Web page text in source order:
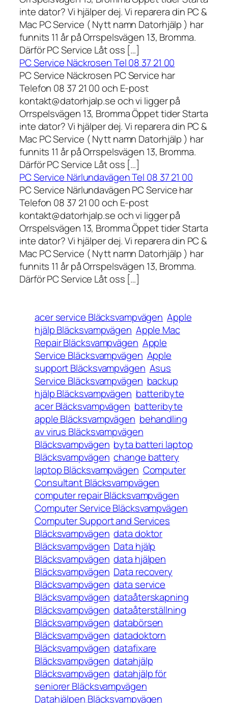
inte dator? Vi hjälper dej. Vi reparera din PC &
Mac PC Service ( Nytt namn Datorhjälp ) har
funnits 11 år på Orrspelsvägen 13, Bromma.
Därför PC Service Låt oss […]
PC Service Näckrosen Tel 08 37 21 00
PC Service Näckrosen PC Service har
Telefon 08 37 21 00 och E-post
kontakt@datorhjalp.se och vi ligger på
Orrspelsvägen 13, Bromma Öppet tider Starta
inte dator? Vi hjälper dej. Vi reparera din PC &
Mac PC Service ( Nytt namn Datorhjälp ) har
funnits 11 år på Orrspelsvägen 13, Bromma.
Därför PC Service Låt oss […]
PC Service Närlundavägen Tel 08 37 21 00
PC Service Närlundavägen PC Service har
Telefon 08 37 21 00 och E-post
kontakt@datorhjalp.se och vi ligger på
Orrspelsvägen 13, Bromma Öppet tider Starta
inte dator? Vi hjälper dej. Vi reparera din PC &
Mac PC Service ( Nytt namn Datorhjälp ) har
funnits 11 år på Orrspelsvägen 13, Bromma.
Därför PC Service Låt oss […]
acer service Bläcksvampvägen Apple
hjälp Bläcksvampvägen Apple Mac
Repair Bläcksvampvägen Apple
Service Bläcksvampvägen Apple
support Bläcksvampvägen Asus
Service Bläcksvampvägen backup
hjälp Bläcksvampvägen batteribyte
acer Bläcksvampvägen batteribyte
apple Bläcksvampvägen behandling
av virus Bläcksvampvägen
Bläcksvampvägen byta batteri laptop
Bläcksvampvägen change battery
laptop Bläcksvampvägen Computer
Consultant Bläcksvampvägen
computer repair Bläcksvampvägen
Computer Service Bläcksvampvägen
Computer Support and Services
Bläcksvampvägen data doktor
Bläcksvampvägen Data hjälp
Bläcksvampvägen data hjälpen
Bläcksvampvägen Data recovery
Bläcksvampvägen data service
Bläcksvampvägen dataåterskapning
Bläcksvampvägen dataåterställning
Bläcksvampvägen databörsen
Bläcksvampvägen datadoktorn
Bläcksvampvägen datafixare
Bläcksvampvägen datahjälp
Bläcksvampvägen datahjälp för
seniorer Bläcksvampvägen
Datahjälpen Bläcksvampvägen